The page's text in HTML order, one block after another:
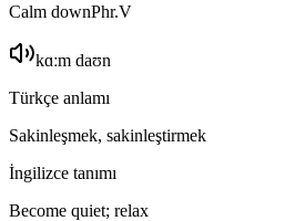
Calm downPhr.V
kɑːm daʊn
Türkçe anlamı
Sakinleşmek, sakinleştirmek
İngilizce tanımı
Become quiet; relax